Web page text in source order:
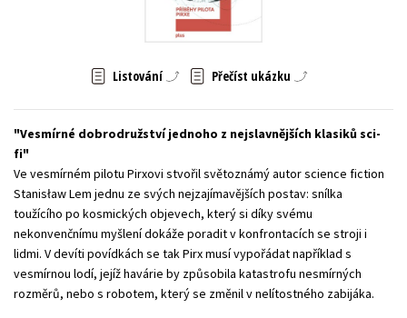
Všechny tituly
Listování Přečíst ukázku
Vesmírné dobrodružství jednoho z nejslavnějších klasiků sci-
fi
Ve vesmírném pilotu Pirxovi stvořil světoznámý autor science fiction
Stanisław Lem jednu ze svých nejzajímavějších postav: snílka
toužícího po kosmických objevech, který si díky svému
nekonvenčnímu myšlení dokáže poradit v konfrontacích se stroji i
lidmi. V devíti povídkách se tak Pirx musí vypořádat například s
vesmírnou lodí, jejíž havárie by způsobila katastrofu nesmírných
rozměrů, nebo s robotem, který se změnil v nelítostného zabijáka.